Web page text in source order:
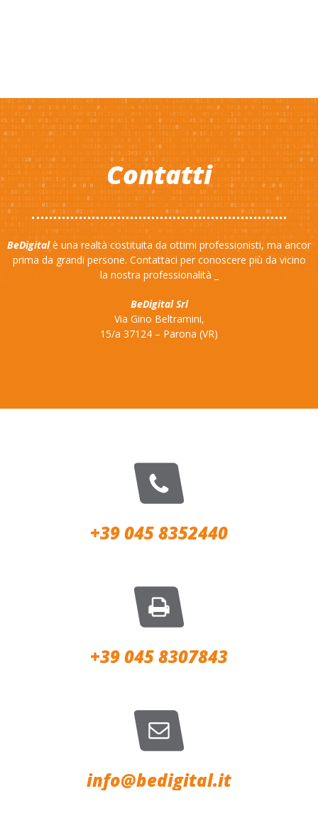
Contatti
BeDigital è una realtà costituita da ottimi professionisti, ma ancor
prima da grandi persone. Contattaci per conoscere più da vicino
la nostra professionalità _
BeDigital Srl
Via Gino Beltramini,
15/a 37124 – Parona (VR)
+39 045 8352440
+39 045 8307843
info@bedigital.it